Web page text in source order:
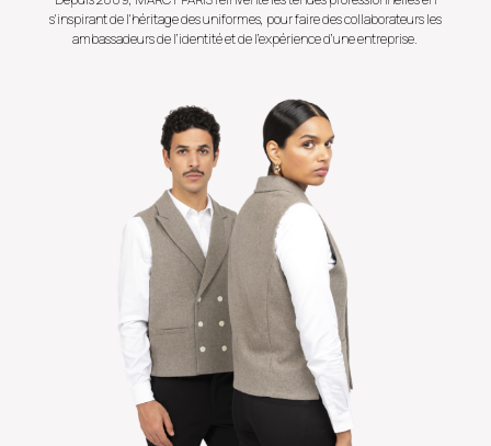
s'inspirant de l'héritagedes uniformes, pour faire des collaborateurs les
ambassadeurs de l’identité et de l’expérience d’une entreprise.